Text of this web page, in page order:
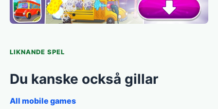
LIKNANDE SPEL
Du kanske också gillar
All mobile games